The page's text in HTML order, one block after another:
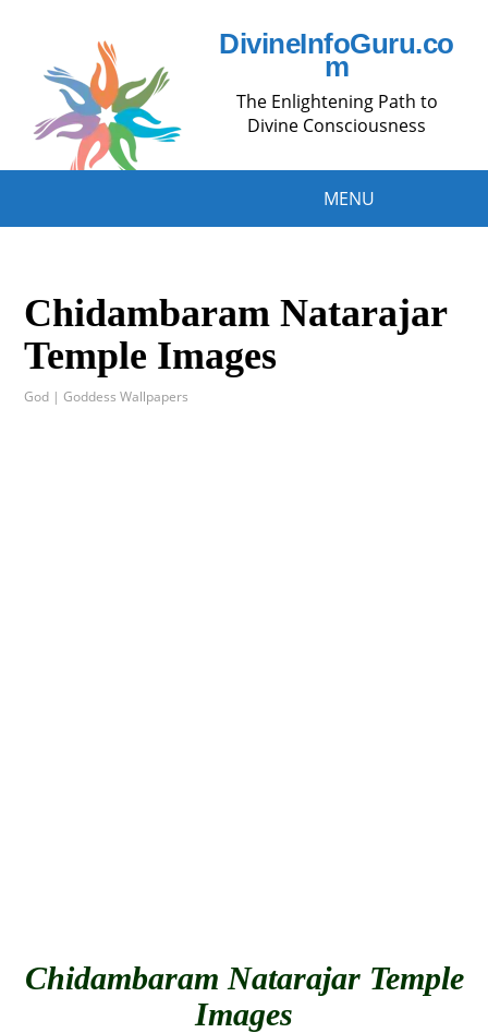
DivineInfoGuru.co
m
The Enlightening Path to
Divine Consciousness
MENU
Chidambaram Natarajar
Temple Images
God | Goddess Wallpapers
Chidambaram Natarajar Temple
Images